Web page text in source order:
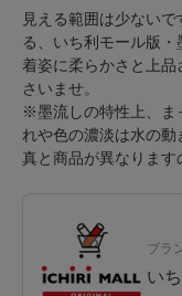
見える範囲は少ない
る、いち利モール版・
着姿に柔らかさと上
さいませ。
※墨流しの特性上、ま
れや色の濃淡は水の
真と商品が異なります
ブラ
い